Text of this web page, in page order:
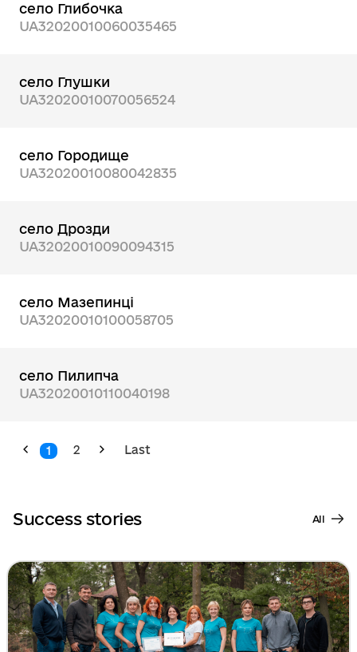
село Глибочка
UA32020010060035465
село Глушки
UA32020010070056524
село Городище
UA32020010080042835
село Дрозди
UA32020010090094315
село Мазепинці
UA32020010100058705
село Пилипча
UA32020010110040198
1 2 Last
Success stories All